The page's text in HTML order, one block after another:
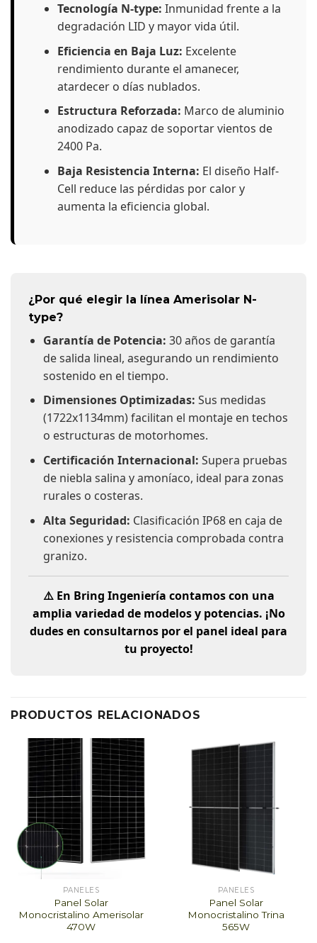
Tecnología N-type: Inmunidad frente a la
degradación LID y mayor vida útil.
Eficiencia en Baja Luz: Excelente
rendimiento durante el amanecer,
atardecer o días nublados.
Estructura Reforzada: Marco de aluminio
anodizado capaz de soportar vientos de
2400 Pa.
Baja Resistencia Interna: El diseño Half-
Cell reduce las pérdidas por calor y
aumenta la eficiencia global.
¿Por qué elegir la línea Amerisolar N-
type?
Garantía de Potencia: 30 años de garantía
de salida lineal, asegurando un rendimiento
sostenido en el tiempo.
Dimensiones Optimizadas: Sus medidas
(1722x1134mm) facilitan el montaje en techos
o estructuras de motorhomes.
Certificación Internacional: Supera pruebas
de niebla salina y amoníaco, ideal para zonas
rurales o costeras.
Alta Seguridad: Clasificación IP68 en caja de
conexiones y resistencia comprobada contra
granizo.
⚠️ En Bring Ingeniería contamos con una
amplia variedad de modelos y potencias. ¡No
dudes en consultarnos por el panel ideal para
tu proyecto!
PRODUCTOS RELACIONADOS
PANELES
Panel Solar
Monocristalino Amerisolar
470W
PANELES
Panel Solar
Monocristalino Trina
565W